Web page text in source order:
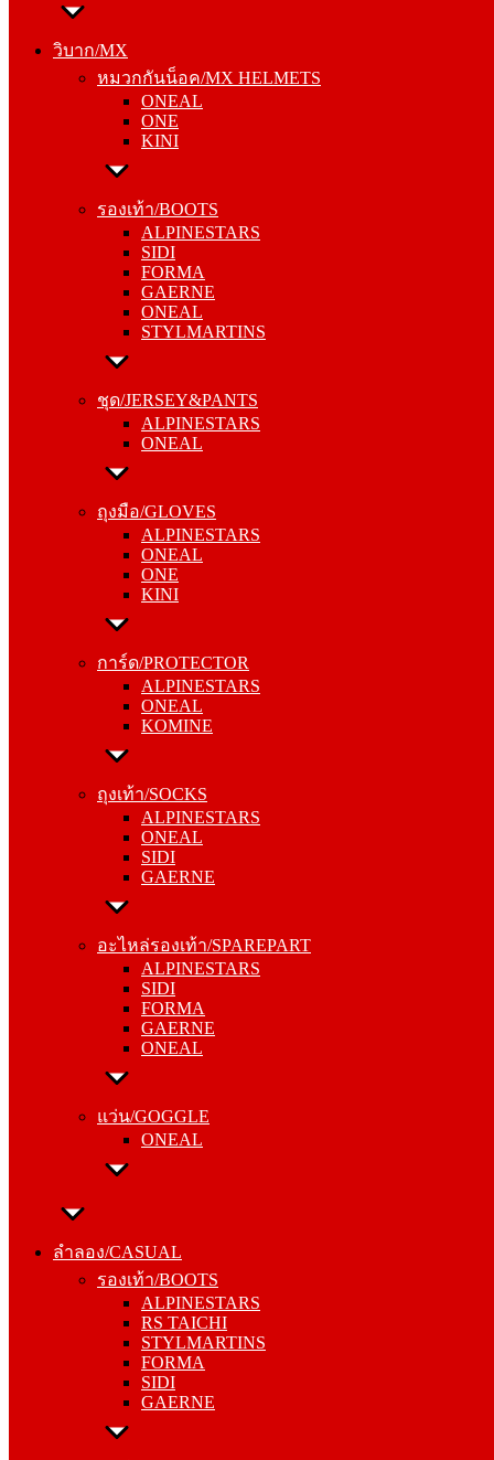
วิบาก/MX
หมวกกันน็อค/MX HELMETS
ONEAL
ONE
KINI
รองเท้า/BOOTS
ALPINESTARS
SIDI
FORMA
GAERNE
ONEAL
STYLMARTINS
ชุด/JERSEY&PANTS
ALPINESTARS
ONEAL
ถุงมือ/GLOVES
ALPINESTARS
ONEAL
ONE
KINI
การ์ด/PROTECTOR
ALPINESTARS
ONEAL
KOMINE
ถุงเท้า/SOCKS
ALPINESTARS
ONEAL
SIDI
GAERNE
อะไหล่รองเท้า/SPAREPART
ALPINESTARS
SIDI
FORMA
GAERNE
ONEAL
แว่น/GOGGLE
ONEAL
ลำลอง/CASUAL
รองเท้า/BOOTS
ALPINESTARS
RS TAICHI
STYLMARTINS
FORMA
SIDI
GAERNE
วิบาก/MX
ONE
KINI
รองเท้า/BOOTS
SIDI
FORMA
GAERNE
ONEAL
STYLMARTINS
ชุด/JERSEY&PANTS
ONEAL
ถุงมือ/GLOVES
ONEAL
ONE
KINI
การ์ด/PROTECTOR
ONEAL
KOMINE
ถุงเท้า/SOCKS
ONEAL
SIDI
GAERNE
อะไหล่รองเท้า/SPAREPART
SIDI
FORMA
GAERNE
ONEAL
แว่น/GOGGLE
ลำลอง/CASUAL
ALPINESTARS
RS TAICHI
STYLMARTINS
FORMA
SIDI
GAERNE
ยีนส์/JEANS